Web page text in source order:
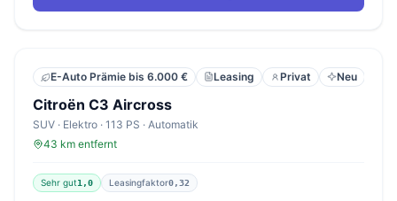
E-Auto Prämie bis 6.000 € Leasing Privat Neu
Citroën C3 Aircross
SUV · Elektro · 113 PS · Automatik
43 km entfernt
Sehr gut1,0 Leasingfaktor0,32